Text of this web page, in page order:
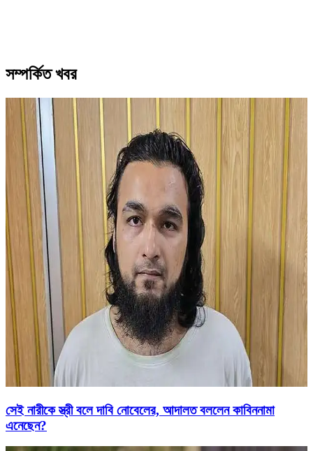
সম্পর্কিত খবর
সেই নারীকে স্ত্রী বলে দাবি নোবেলের, আদালত বললেন কাবিননামা
এনেছেন?